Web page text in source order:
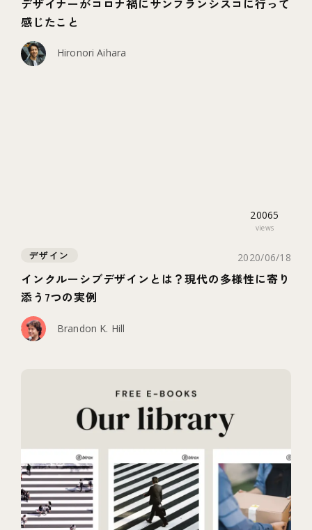
感じたこと
Hironori Aihara
20065
views
デザイン 2020/06/18
インクルーシブデザインとは？現代の多様性に寄り
添う7つの実例
Brandon K. Hill